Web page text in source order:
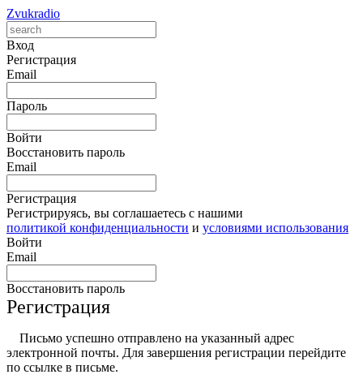
Zvukradio
Вход
Регистрация
Email
Пароль
Войти
Восстановить пароль
Email
Регистрация
Регистрируясь, вы соглашаетесь с нашими
политикой конфиденциальности и условиями использования
Войти
Email
Восстановить пароль
Регистрация
Письмо успешно отправлено на указанный адрес
электронной почты. Для завершения регистрации перейдите
по ссылке в письме.